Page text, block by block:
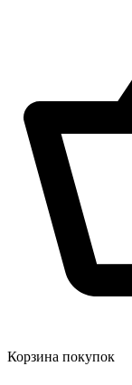
Корзина покупок